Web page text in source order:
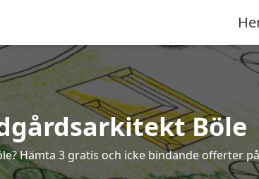
Böle
Hämta 3 gratis och icke bindande offerter